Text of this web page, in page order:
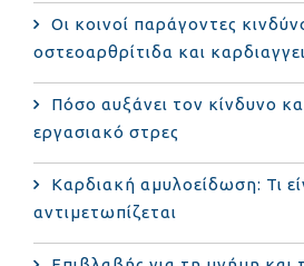
Οι κοινοί παράγοντες
οστεοαρθρίτιδα και
Πόσο αυξάνει τον κίνδυνο
εργασιακό στρες
Καρδιακή αμυλοείδωση: Τι
αντιμετωπίζεται